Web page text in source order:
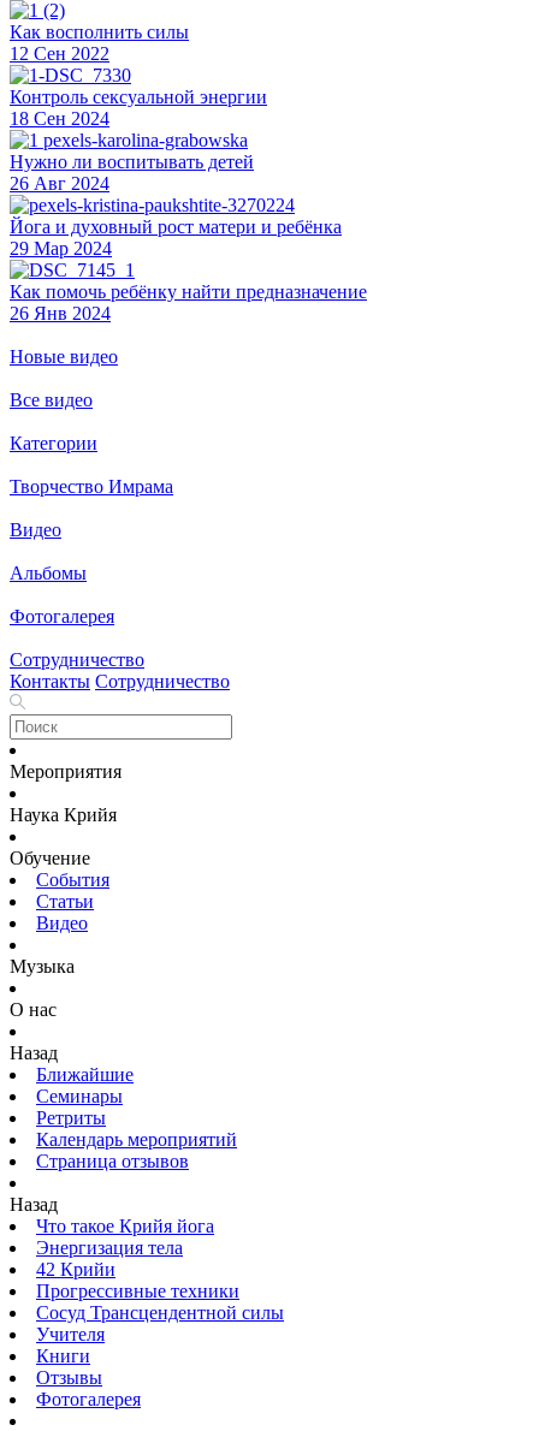
Как восполнить силы
12 Сен 2022
Контроль сексуальной энергии
18 Сен 2024
Нужно ли воспитывать детей
26 Авг 2024
Йога и духовный рост матери и ребёнка
29 Мар 2024
Как помочь ребёнку найти предназначение
26 Янв 2024
Новые видео
Все видео
Категории
Творчество Имрама
Видео
Альбомы
Фотогалерея
Сотрудничество
Контакты Сотрудничество
Мероприятия
Наука Крийя
Обучение
События
Статьи
Видео
Музыка
О нас
Назад
Ближайшие
Семинары
Ретриты
Календарь мероприятий
Страница отзывов
Назад
Что такое Крийя йога
Энергизация тела
42 Крийи
Прогрессивные техники
Сосуд Трансцендентной силы
Учителя
Книги
Отзывы
Фотогалерея